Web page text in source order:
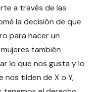
a través de las
la decisión de que
para hacer un
también
lo que nos gusta y lo
nos tilden de X o Y,